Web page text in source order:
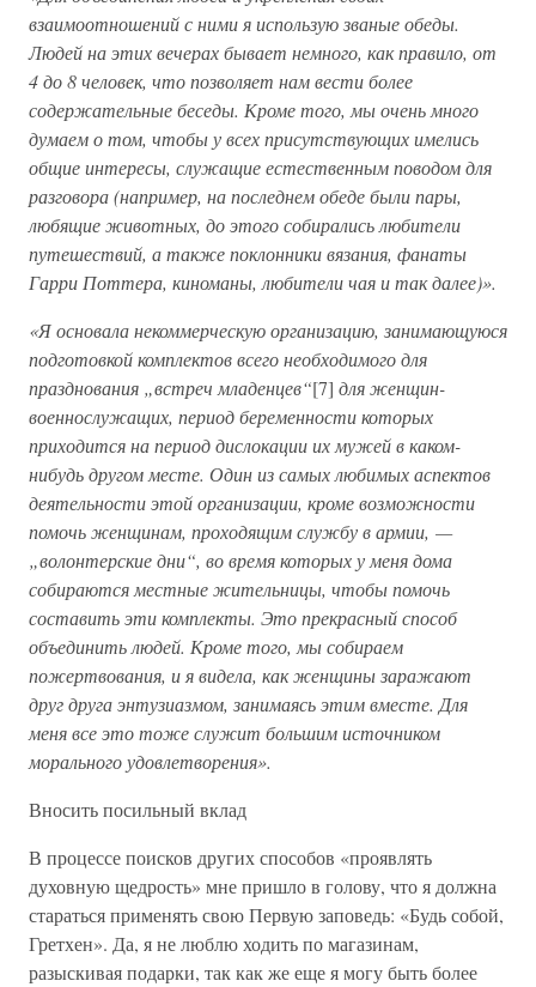
взаимоотношений с ними я использую званые обеды.
Людей на этих вечерах бывает немного, как правило, от
4 до 8 человек, что позволяет нам вести более
содержательные беседы. Кроме того, мы очень много
думаем о том, чтобы у всех присутствующих имелись
общие интересы, служащие естественным поводом для
разговора (например, на последнем обеде были пары,
любящие животных, до этого собирались любители
путешествий, а также поклонники вязания, фанаты
Гарри Поттера, киноманы, любители чая и так далее)».
«Я основала некоммерческую организацию, занимающуюся
подготовкой комплектов всего необходимого для
празднования „встреч младенцев“[7] для женщин-
военнослужащих, период беременности которых
приходится на период дислокации их мужей в каком-
нибудь другом месте. Один из самых любимых аспектов
деятельности этой организации, кроме возможности
помочь женщинам, проходящим службу в армии, —
„волонтерские дни“, во время которых у меня дома
собираются местные жительницы, чтобы помочь
составить эти комплекты. Это прекрасный способ
объединить людей. Кроме того, мы собираем
пожертвования, и я видела, как женщины заражают
друг друга энтузиазмом, занимаясь этим вместе. Для
меня все это тоже служит большим источником
морального удовлетворения».
Вносить посильный вклад
В процессе поисков других способов «проявлять
духовную щедрость» мне пришло в голову, что я должна
стараться применять свою Первую заповедь: «Будь собой,
Гретхен». Да, я не люблю ходить по магазинам,
разыскивая подарки, так как же еще я могу быть более